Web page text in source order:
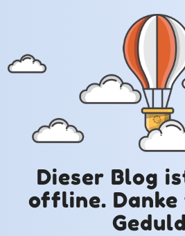
Dieser Blog
offline.